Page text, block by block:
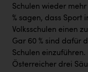
Schulen wieder
% sagen, dass Sport
Volksschulen einen
Gar 60 % sind dafür
Schulen
Österreicher drei